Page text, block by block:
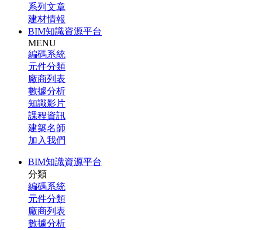
系列文章
建材情報
BIM知識資源平台
MENU
編碼系統
元件分類
廠商列表
數據分析
知識影片
課程資訊
建築名師
加入我們
BIM知識資源平台
分類
編碼系統
元件分類
廠商列表
數據分析